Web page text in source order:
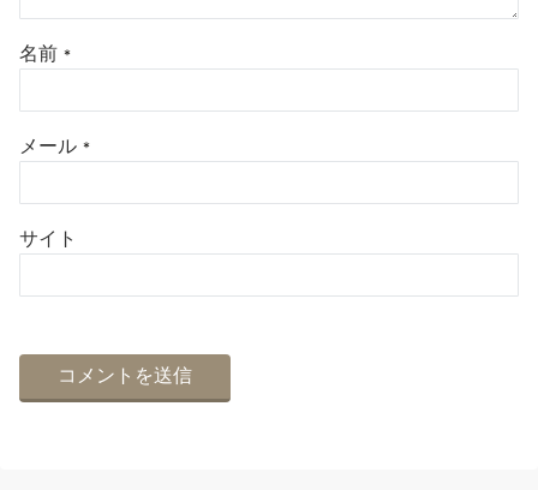
名前 *
メール *
サイト